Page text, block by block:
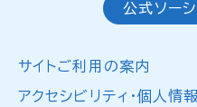
公式ソー
サイトご利用の案内
アクセシビリティ・個人情